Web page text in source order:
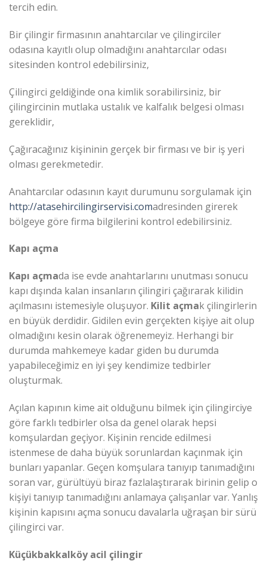
tercih edin.
Bir çilingir firmasının anahtarcılar ve çilingirciler
odasına kayıtlı olup olmadığını anahtarcılar odası
sitesinden kontrol edebilirsiniz,
Çilingirci geldiğinde ona kimlik sorabilirsiniz, bir
çilingircinin mutlaka ustalık ve kalfalık belgesi olması
gereklidir,
Çağıracağınız kişininin gerçek bir firması ve bir iş yeri
olması gerekmetedir.
Anahtarcılar odasının kayıt durumunu sorgulamak için
http://atasehircilingirservisi.comadresinden girerek
bölgeye göre firma bilgilerini kontrol edebilirsiniz.
Kapı açma
Kapı açmada ise evde anahtarlarını unutması sonucu
kapı dışında kalan insanların çilingiri çağırarak kilidin
açılmasını istemesiyle oluşuyor. Kilit açmak çilingirlerin
en büyük derdidir. Gidilen evin gerçekten kişiye ait olup
olmadığını kesin olarak öğrenemeyiz. Herhangi bir
durumda mahkemeye kadar giden bu durumda
yapabileceğimiz en iyi şey kendimize tedbirler
oluşturmak.
Açılan kapının kime ait olduğunu bilmek için çilingirciye
göre farklı tedbirler olsa da genel olarak hepsi
komşulardan geçiyor. Kişinin rencide edilmesi
istenmese de daha büyük sorunlardan kaçınmak için
bunları yapanlar. Geçen komşulara tanıyıp tanımadığını
soran var, gürültüyü biraz fazlalaştırarak birinin gelip o
kişiyi tanıyıp tanımadığını anlamaya çalışanlar var. Yanlış
kişinin kapısını açma sonucu davalarla uğraşan bir sürü
çilingirci var.
Küçükbakkalköy acil çilingir